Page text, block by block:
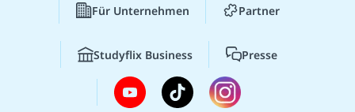
Für Unternehmen Partner
Studyflix Business Presse